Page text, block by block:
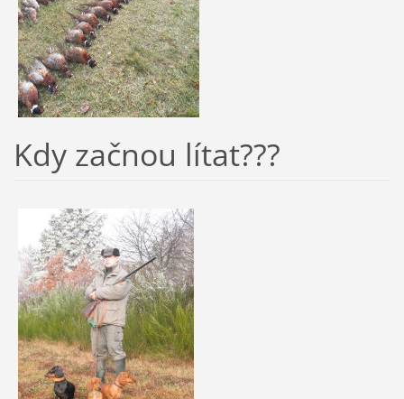
Kdy začnou lítat???